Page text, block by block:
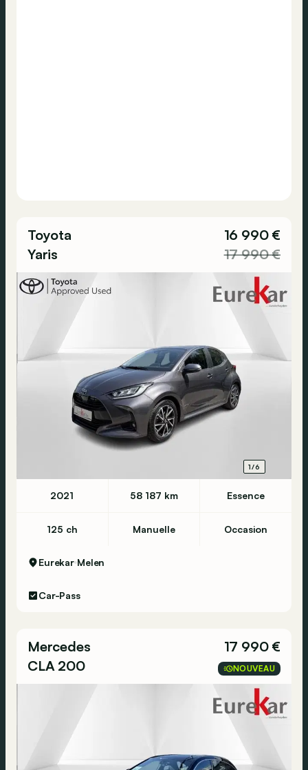
Toyota
Yaris
16 990 €
17 990 €
1/6
2021 58 187 km Essence
125 ch Manuelle Occasion
Eurekar Melen
Car-Pass
Mercedes
CLA 200
17 990 €
NOUVEAU